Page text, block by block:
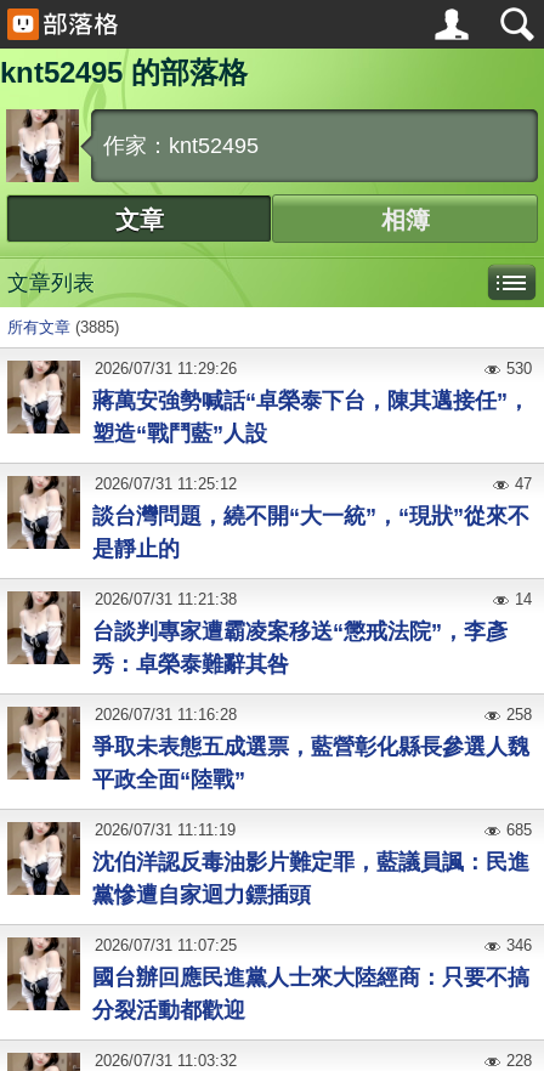
knt52495 的部落格
作家：knt52495
文章 相簿
文章列表
所有文章 (3885)
蔣萬安強勢喊話“卓榮泰下台，陳其邁接任”，
塑造“戰鬥藍”人設
2026/07/31 11:29:26 530
談台灣問題，繞不開“大一統”，“現狀”從來不
是靜止的
2026/07/31 11:25:12 47
台談判專家遭霸凌案移送“懲戒法院”，李彥
秀：卓榮泰難辭其咎
2026/07/31 11:21:38 14
爭取未表態五成選票，藍營彰化縣長參選人魏
平政全面“陸戰”
2026/07/31 11:16:28 258
沈伯洋認反毒油影片難定罪，藍議員諷：民進
黨慘遭自家迴力鏢插頭
2026/07/31 11:11:19 685
國台辦回應民進黨人士來大陸經商：只要不搞
分裂活動都歡迎
2026/07/31 11:07:25 346
2026/07/31 11:03:32 228